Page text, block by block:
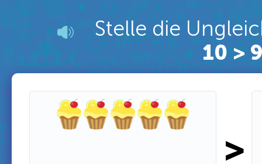
10 >
>
Stelle die